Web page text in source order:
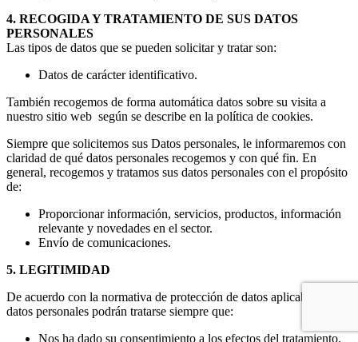
4. RECOGIDA Y TRATAMIENTO DE SUS DATOS
PERSONALES
Las tipos de datos que se pueden solicitar y tratar son:
Datos de carácter identificativo.
También recogemos de forma automática datos sobre su visita a
nuestro sitio web según se describe en la política de cookies.
Siempre que solicitemos sus Datos personales, le informaremos con
claridad de qué datos personales recogemos y con qué fin. En
general, recogemos y tratamos sus datos personales con el propósito
de:
Proporcionar información, servicios, productos, información
relevante y novedades en el sector.
Envío de comunicaciones.
5. LEGITIMIDAD
De acuerdo con la normativa de protección de datos aplicable, sus
datos personales podrán tratarse siempre que:
Nos ha dado su consentimiento a los efectos del tratamiento.